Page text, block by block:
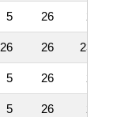
5 26
26 26 23
5 26
5 26